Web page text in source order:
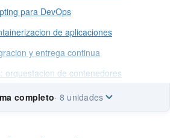
para DevOps
de aplicaciones
y entrega continua
orquestacion de contenedores
completo· 8 unidades